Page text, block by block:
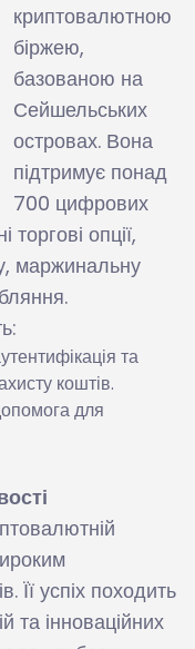
криптовалютною
біржею,
базованою на
Сейшельських
островах. Вона
підтримує понад
700 цифрових
торгові опції,
маржинальну
та
коштів.
для
Її успіх походить
та інноваційних